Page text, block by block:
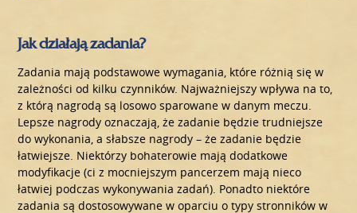
Jak działają zadania?
Zadania mają podstawowe wymagania, które różnią się w
zależności od kilku czynników. Najważniejszy wpływa na to,
z którą nagrodą są losowo sparowane w danym meczu.
Lepsze nagrody oznaczają, że zadanie będzie trudniejsze
do wykonania, a słabsze nagrody – że zadanie będzie
łatwiejsze. Niektórzy bohaterowie mają dodatkowe
modyfikacje (ci z mocniejszym pancerzem mają nieco
łatwiej podczas wykonywania zadań). Ponadto niektóre
zadania są dostosowywane w oparciu o typy stronników w